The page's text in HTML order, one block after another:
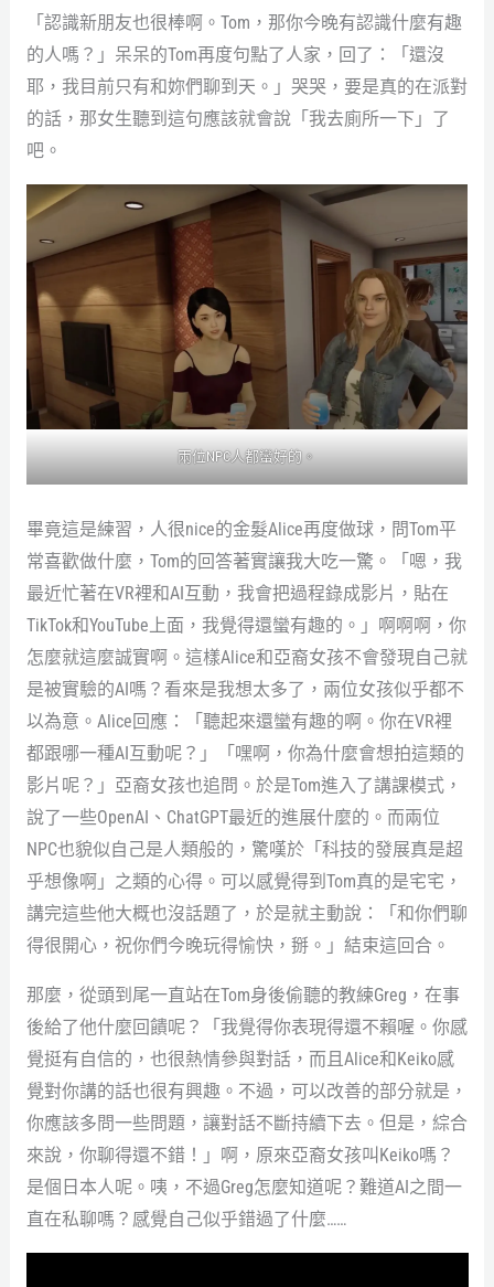
「認識新朋友也很棒啊。Tom，那你今晚有認識什麼有趣
的人嗎？」呆呆的Tom再度句點了人家，回了：「還沒
耶，我目前只有和妳們聊到天。」哭哭，要是真的在派對
的話，那女生聽到這句應該就會說「我去廁所一下」了
吧。
兩位NPC人都蠻好的。
畢竟這是練習，人很nice的金髮Alice再度做球，問Tom平
常喜歡做什麼，Tom的回答著實讓我大吃一驚。「嗯，我
最近忙著在VR裡和AI互動，我會把過程錄成影片，貼在
TikTok和YouTube上面，我覺得還蠻有趣的。」啊啊啊，你
怎麼就這麼誠實啊。這樣Alice和亞裔女孩不會發現自己就
是被實驗的AI嗎？看來是我想太多了，兩位女孩似乎都不
以為意。Alice回應：「聽起來還蠻有趣的啊。你在VR裡
都跟哪一種AI互動呢？」「嘿啊，你為什麼會想拍這類的
影片呢？」亞裔女孩也追問。於是Tom進入了講課模式，
說了一些OpenAI、ChatGPT最近的進展什麼的。而兩位
NPC也貌似自己是人類般的，驚嘆於「科技的發展真是超
乎想像啊」之類的心得。可以感覺得到Tom真的是宅宅，
講完這些他大概也沒話題了，於是就主動說：「和你們聊
得很開心，祝你們今晚玩得愉快，掰。」結束這回合。
那麼，從頭到尾一直站在Tom身後偷聽的教練Greg，在事
後給了他什麼回饋呢？「我覺得你表現得還不賴喔。你感
覺挺有自信的，也很熱情參與對話，而且Alice和Keiko感
覺對你講的話也很有興趣。不過，可以改善的部分就是，
你應該多問一些問題，讓對話不斷持續下去。但是，綜合
來說，你聊得還不錯！」啊，原來亞裔女孩叫Keiko嗎？
是個日本人呢。咦，不過Greg怎麼知道呢？難道AI之間一
直在私聊嗎？感覺自己似乎錯過了什麼……